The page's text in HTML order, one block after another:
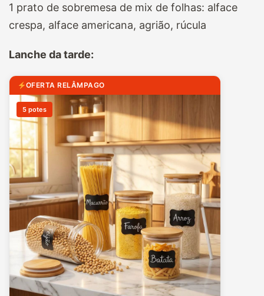
1 prato de sobremesa de mix de folhas: alface
crespa, alface americana, agrião, rúcula
Lanche da tarde:
OFERTA RELÂMPAGO
5 potes